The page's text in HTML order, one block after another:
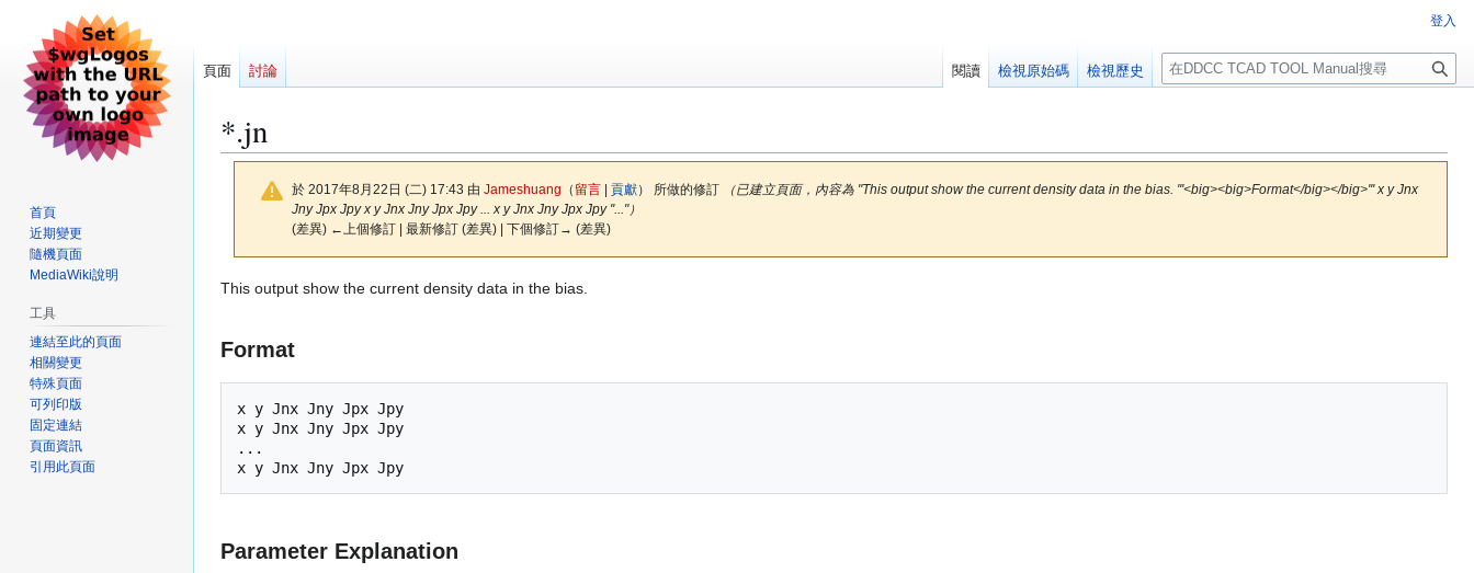
*.jn
於 2017年8月22日 (二) 17:43 由 Jameshuang （ 留言| 貢獻） 所做的修訂
（已建立頁面，內容為 "This output show the current density data in the bias. '''<big><big>Format</big></big>''' x y Jnx
Jny Jpx Jpy x y Jnx Jny Jpx Jpy ... x y Jnx Jny Jpx Jpy ''..."）
(差異) ←上個修訂 | 最新修訂 (差異) | 下個修訂→ (差異)
跳
覽
跳
尋
This output show the current density data in the bias.
Format
x y Jnx Jny Jpx Jpy
x y Jnx Jny Jpx Jpy
...
Parameter Explanation
登入
頁面 討論 閱讀 檢視原始碼 檢視歷史
搜
尋
首頁
近期變更
隨機頁面
MediaWiki說明
工具
連結至此的頁面
相關變更
特殊頁面
可列印版
固定連結
頁面資訊
引用此頁面